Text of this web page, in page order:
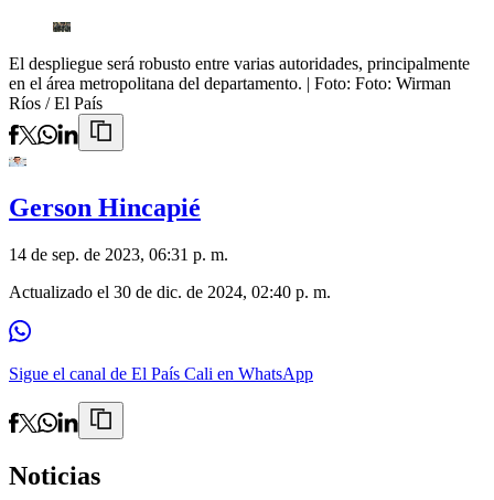
El despliegue será robusto entre varias autoridades, principalmente
en el área metropolitana del departamento. | Foto: Foto: Wirman
Ríos / El País
Gerson Hincapié
14 de sep. de 2023, 06:31 p. m.
Actualizado el 30 de dic. de 2024, 02:40 p. m.
Sigue el canal de El País Cali en WhatsApp
Noticias